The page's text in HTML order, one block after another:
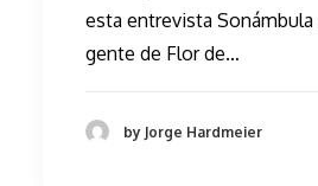
esta entrevista
gente de Flor de…
by Jorge Hardmeier